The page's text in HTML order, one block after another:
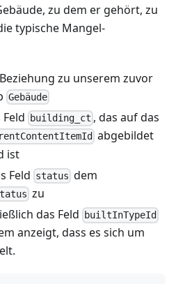
zu dem er gehört, zu
typische Mangel-
zu unserem zuvor
Gebäude
building_ct , das auf das
abgebildet
ist
Feld status dem
zu
das Feld
builtInTypeId
anzeigt, dass es sich um